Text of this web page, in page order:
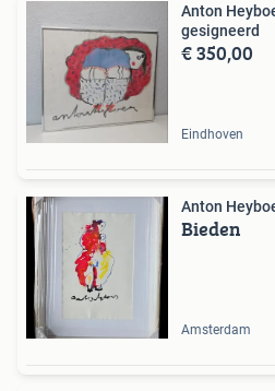
Anton
gesigneerd
€ 350,00
Eindhoven
Anton
Bieden
Amsterdam